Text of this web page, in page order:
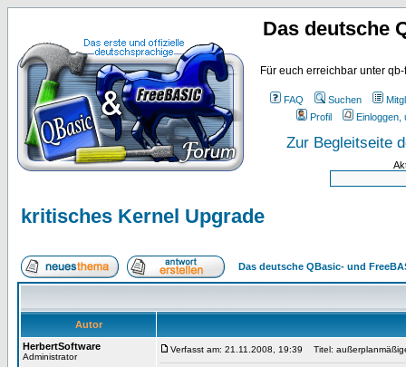
Das deutsche
Für euch erreichbar unter
FAQ Suchen
Profil
Einloggen,
Zur Begleitseite
kritisches Kernel Upgrade
Das deutsche QBasic- und
Autor
HerbertSoftware
Administrator
Verfasst am: 21.11.2008, 19:39 Titel: